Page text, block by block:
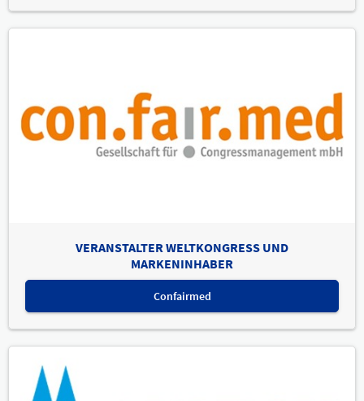
VERANSTALTER WELTKONGRESS UND
MARKENINHABER
Confairmed